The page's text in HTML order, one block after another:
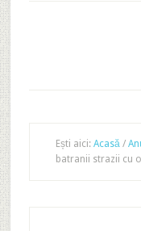
Ești aici: Acasă /
batranii strazii cu